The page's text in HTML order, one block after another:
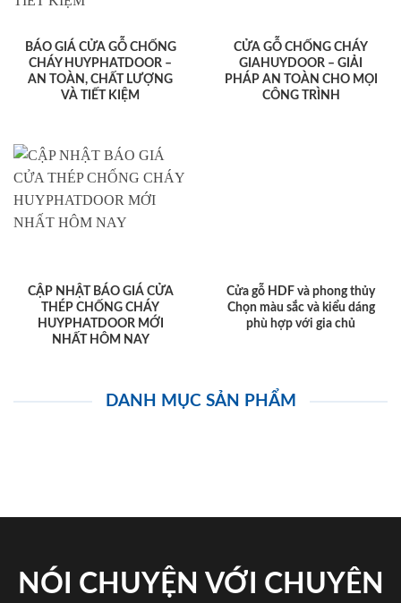
BÁO GIÁ CỬA GỖ CHỐNG
CHÁY HUYPHATDOOR –
AN TOÀN, CHẤT LƯỢNG
VÀ TIẾT KIỆM
CỬA GỖ CHỐNG CHÁY
GIAHUYDOOR – GIẢI
PHÁP AN TOÀN CHO MỌI
CÔNG TRÌNH
CẬP NHẬT BÁO GIÁ CỬA
THÉP CHỐNG CHÁY
HUYPHATDOOR MỚI
NHẤT HÔM NAY
Cửa gỗ HDF và phong thủy
Chọn màu sắc và kiểu dáng
phù hợp với gia chủ
DANH MỤC SẢN PHẨM
NÓI CHUYỆN VỚI CHUYÊN